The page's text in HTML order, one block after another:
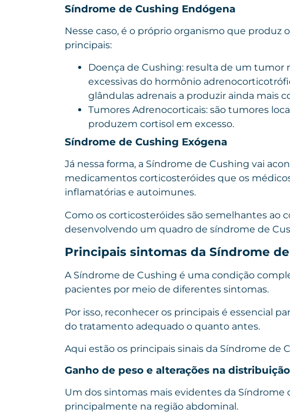
Síndrome de Cushing Endógena
Nesse caso, é o próprio organismo que produz
principais:
Doença de Cushing: resulta de um
excessivas do hormônio
glândulas adrenais a produzir ainda mais
Tumores Adrenocorticais: são tumores
produzem cortisol em excesso.
Síndrome de Cushing Exógena
Já nessa forma, a Síndrome de Cushing vai
medicamentos corticosteróides que os
inflamatórias e autoimunes.
Como os corticosteróides são semelhantes ao
desenvolvendo um quadro de síndrome de
Principais sintomas da Síndrome
A Síndrome de Cushing é uma condição
pacientes por meio de diferentes sintomas.
Por isso, reconhecer os principais é essencial
do tratamento adequado o quanto antes.
Aqui estão os principais sinais da Síndrome de
Ganho de peso e alterações na
Um dos sintomas mais evidentes da Síndrome
principalmente na região abdominal.